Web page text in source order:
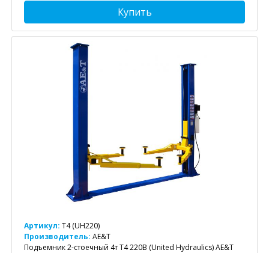
Купить
Артикул: T4 (UH220)
Производитель: AE&T
Подъемник 2-стоечный 4т T4 220B (United Hydraulics) AE&T